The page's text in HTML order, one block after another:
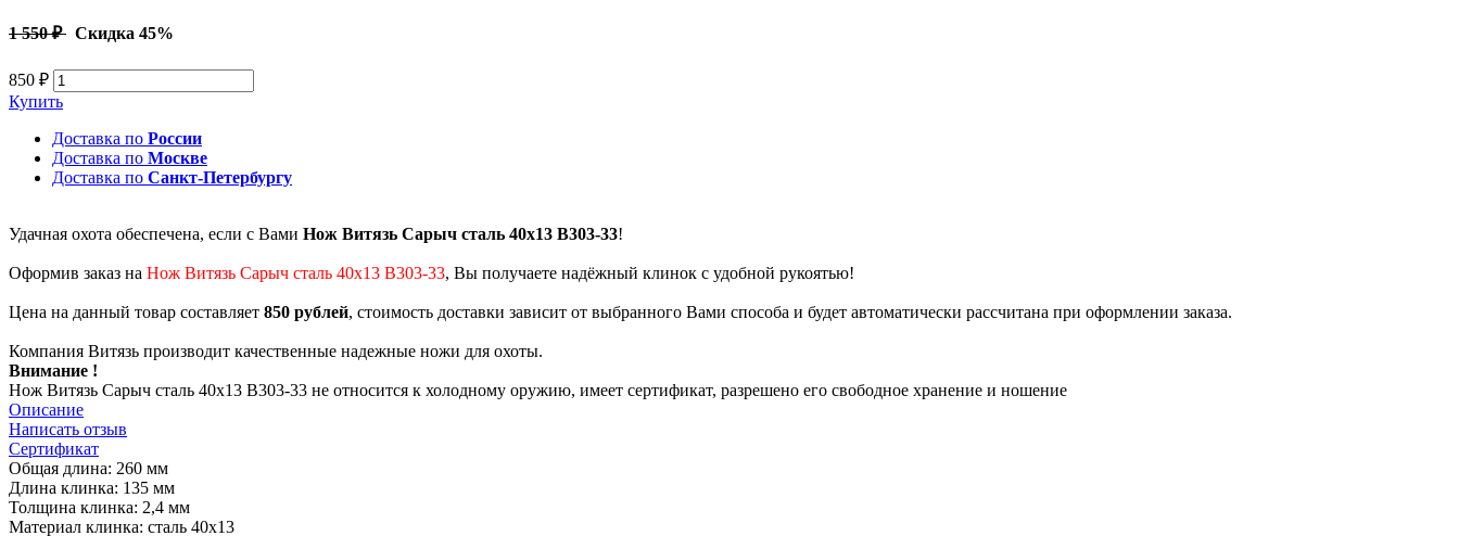
1 550 ₽ Скидка 45%
850 ₽
Купить
Доставка по России
Доставка по Москве
Доставка по Санкт-Петербургу
Удачная охота обеспечена, если с Вами Нож Витязь Сарыч cталь 40х13 B303-33!
Оформив заказ на Нож Витязь Сарыч cталь 40х13 B303-33, Вы получаете надёжный клинок с удобной рукоятью!
Цена на данный товар составляет 850 рублей, стоимость доставки зависит от выбранного Вами способа и будет автоматически рассчитана при оформлении заказа.
Компания Витязь производит качественные надежные ножи для охоты.
Внимание !
Нож Витязь Сарыч cталь 40х13 B303-33 не относится к холодному оружию, имеет сертификат, разрешено его свободное хранение и ношение
Описание
Написать отзыв
Сертификат
Общая длина: 260 мм
Длина клинка: 135 мм
Толщина клинка: 2,4 мм
Материал клинка: cталь 40х13